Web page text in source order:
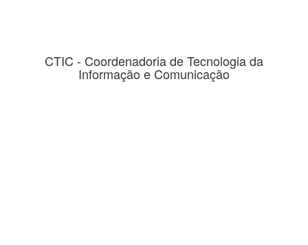
CTIC - Coordenadoria de Tecnologia da
Informação e Comunicação